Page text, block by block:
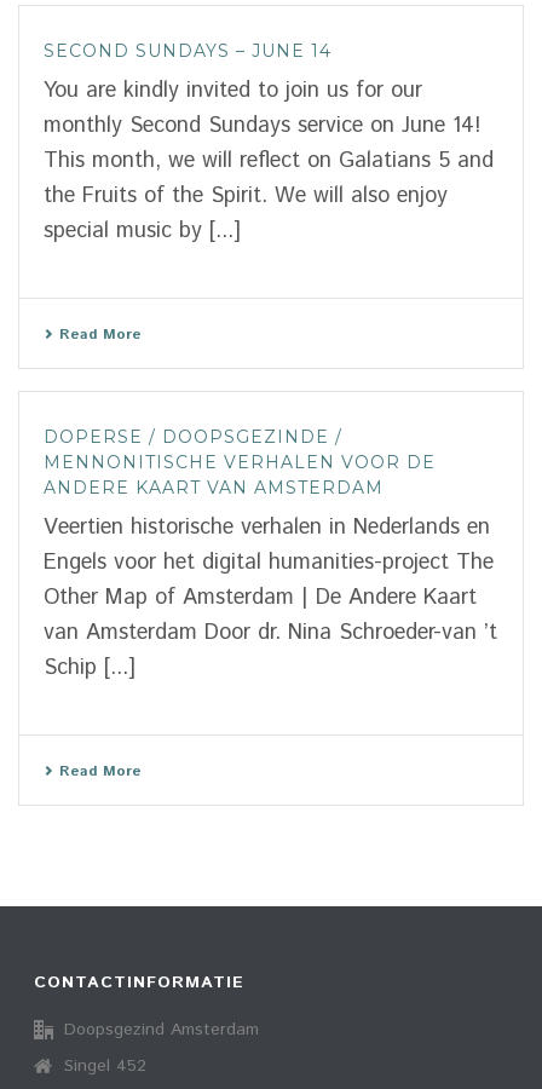
SECOND SUNDAYS – JUNE 14
You are kindly invited to join us for our
monthly Second Sundays service on June 14!
This month, we will reflect on Galatians 5 and
the Fruits of the Spirit. We will also enjoy
special music by [...]
Read More
DOPERSE / DOOPSGEZINDE /
MENNONITISCHE VERHALEN VOOR DE
ANDERE KAART VAN AMSTERDAM
Veertien historische verhalen in Nederlands en
Engels voor het digital humanities-project The
Other Map of Amsterdam | De Andere Kaart
van Amsterdam Door dr. Nina Schroeder-van ’t
Schip [...]
Read More
CONTACTINFORMATIE
Doopsgezind Amsterdam
Singel 452